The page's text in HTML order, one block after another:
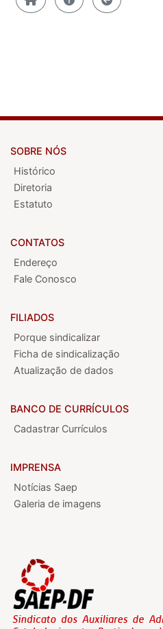
SOBRE NÓS
Histórico
Diretoria
Estatuto
CONTATOS
Endereço
Fale Conosco
FILIADOS
Porque sindicalizar
Ficha de sindicalização
Atualização de dados
BANCO DE CURRÍCULOS
Cadastrar Currículos
IMPRENSA
Notícias Saep
Galeria de imagens